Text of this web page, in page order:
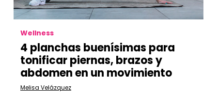
Wellness
4 planchas buenísimas para
tonificar piernas, brazos y
abdomen en un movimiento
Melisa Velázquez